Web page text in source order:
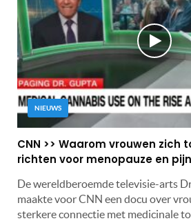
NIEUWS
CNN >> Waarom vrouwen zich
richten voor menopauze en pijn
De wereldberoemde televisie-arts
maakte voor CNN een docu over
sterkere connectie met medicinale